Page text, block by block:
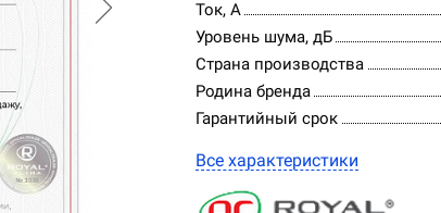
Ток, А
Уровень шума, дБ
Страна производства
Родина бренда
Гарантийный срок
Все характеристики